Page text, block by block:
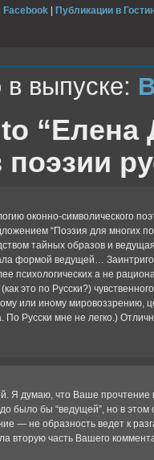
Facebook | Публикации в
выпуске:
to
оконно-символического
“Поэзия для многих
тайных образов и
формой ведущей…
психологических а не
это по Русски?)
или иному
По Русски мне не легко.)
Я думаю, что Ваше прочтение
было бы “ведущей”, но в
— не образность ведет к
вторую часть Вашего